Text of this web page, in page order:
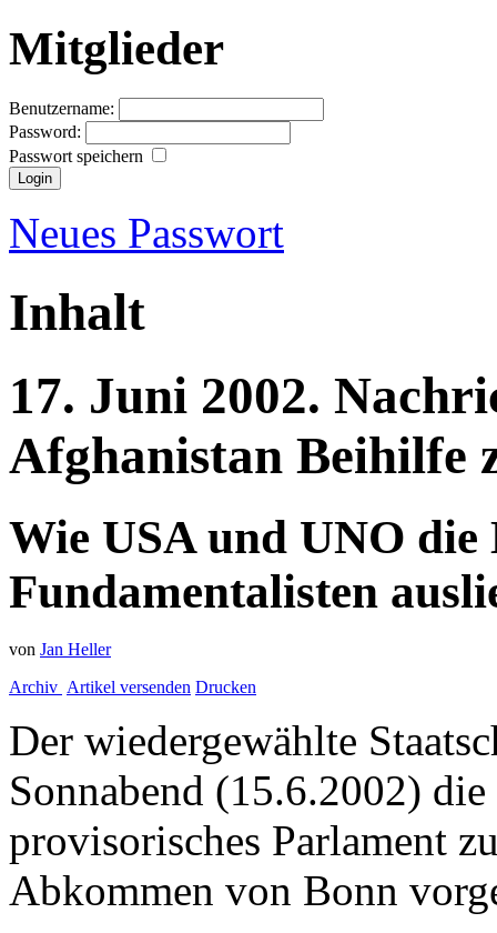
Mitglieder
Benutzername:
Password:
Passwort speichern
Neues Passwort
Inhalt
17. Juni 2002.
Afghanistan Beihilfe
Wie USA und UNO
Fundamentalisten
von Jan Heller
Archiv Artikel versenden Drucken
Der wiedergewählte
Sonnabend (15.6.2002)
provisorisches Parlament
Abkommen von Bonn